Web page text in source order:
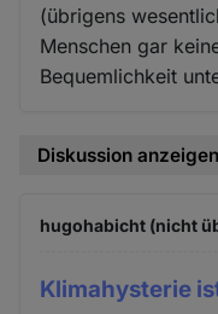
(übrigens
Menschen gar
Bequemlichkeit
Diskussion anzeigen
hugohabicht (nicht
Klimahysterie